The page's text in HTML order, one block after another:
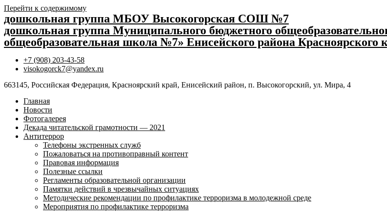
Перейти к содержимому
дошкольная группа МБОУ Высокогорская СОШ №7
дошкольная группа Муниципального бюджетного
общеобразовательная школа №7» Енисейского района Красноярского
+7 (908) 203-43-58
visokogorck7@yandex.ru
663145, Российская Федерация, Красноярский край, Енисейский район, п. Высокогорский, ул. Мира, 4
Главная
Новости
Фотогалерея
Декада читательской грамотности — 2021
Антитеррор
Телефоны экстренных служб
Пожаловаться на противоправный контент
Правовая информация
Полезные ссылки
Регламенты образовательной организации
Памятки действий в чрезвычайных ситуациях
Методические рекомендации по профилактике терроризма в молодежной среде
Мероприятия по профилактике терроризма